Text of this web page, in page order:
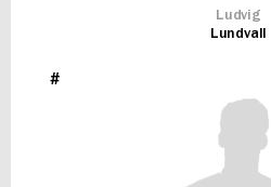
Ludvig
Lundvall
#